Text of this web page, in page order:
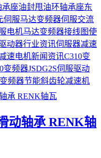
承座油封甩油环轴承座东
伺服马达变频器伺服交流
电机马达变频器接线图使
动器行业资讯伺服器减速
速电机新闻资讯C310变
变频器JSDG2S伺服驱动
频器节能斜齿轮减速机
动轴承 RENK轴